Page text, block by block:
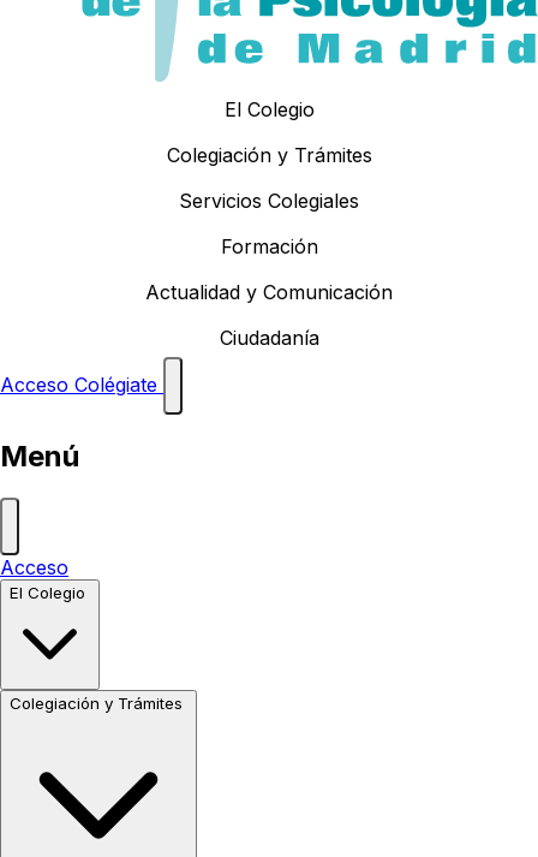
El Colegio
Colegiación y Trámites
Servicios Colegiales
Formación
Actualidad y Comunicación
Ciudadanía
Acceso Colégiate
Menú
Acceso
El Colegio
Colegiación y Trámites